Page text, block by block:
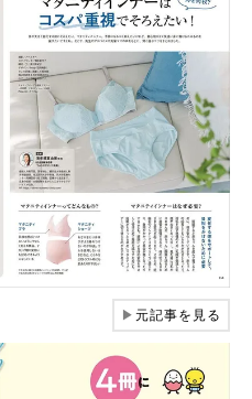
▶元記事を見る